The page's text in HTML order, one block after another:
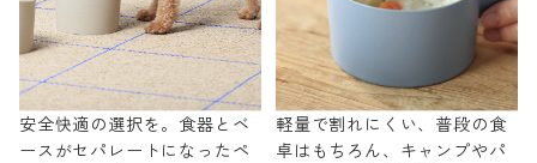
安全快適の選択を。食器とベ
ースがセパレートになったペ
軽量で割れにくい、普段の食
卓はもちろん、キャンプやパ